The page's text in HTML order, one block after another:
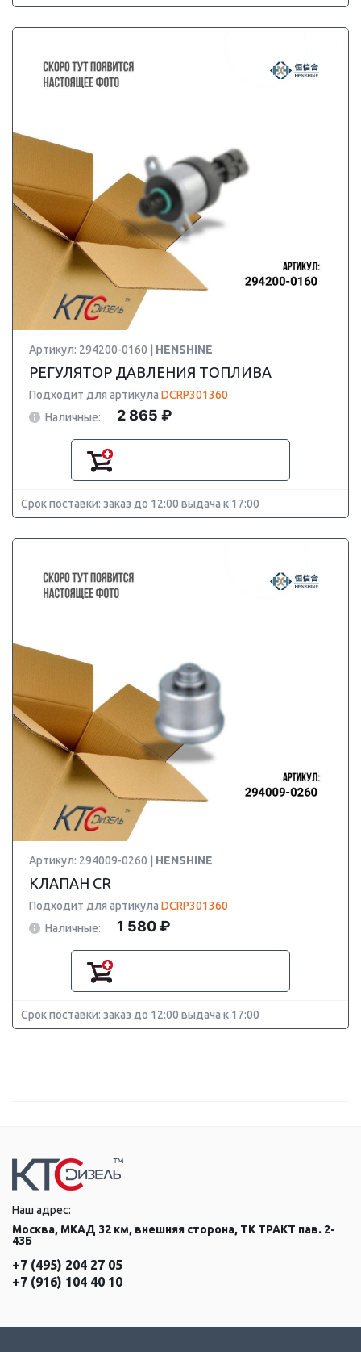
Артикул: 294200-0160 | HENSHINE
РЕГУЛЯТОР ДАВЛЕНИЯ ТОПЛИВА
Подходит для артикула DCRP301360
Наличные:
2 865 ₽
Срок поставки: заказ до 12:00 выдача к 17:00
Артикул: 294009-0260 | HENSHINE
КЛАПАН CR
Подходит для артикула DCRP301360
Наличные:
1 580 ₽
Срок поставки: заказ до 12:00 выдача к 17:00
Наш адрес:
Москва, МКАД 32 км, внешняя сторона, ТК ТРАКТ пав. 2-
43Б
+7 (495) 204 27 05
+7 (916) 104 40 10